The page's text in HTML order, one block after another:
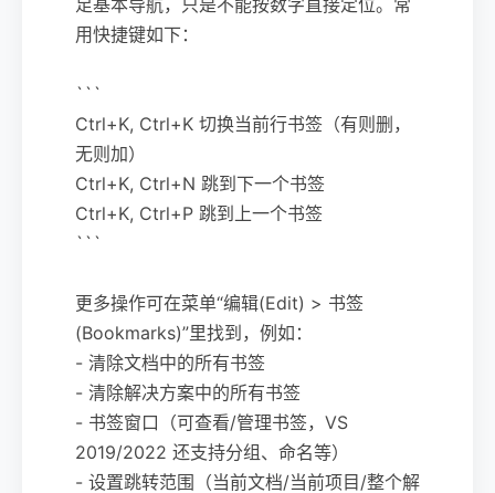
用快捷键如下：
```
Ctrl+K, Ctrl+K 切换当前行书签（有则删，
无则加）
Ctrl+K, Ctrl+N 跳到下一个书签
Ctrl+K, Ctrl+P 跳到上一个书签
```
更多操作可在菜单“编辑(Edit) > 书签
(Bookmarks)”里找到，例如：
- 清除文档中的所有书签
- 清除解决方案中的所有书签
- 书签窗口（可查看/管理书签，VS
2019/2022 还支持分组、命名等）
- 设置跳转范围（当前文档/当前项目/整个解